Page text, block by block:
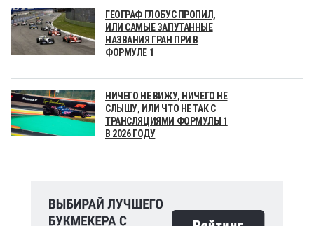
ГЕОГРАФ ГЛОБУС ПРОПИЛ,
ИЛИ САМЫЕ ЗАПУТАННЫЕ
НАЗВАНИЯ ГРАН ПРИ В
ФОРМУЛЕ 1
НИЧЕГО НЕ ВИЖУ, НИЧЕГО НЕ
СЛЫШУ, ИЛИ ЧТО НЕ ТАК С
ТРАНСЛЯЦИЯМИ ФОРМУЛЫ 1
В 2026 ГОДУ